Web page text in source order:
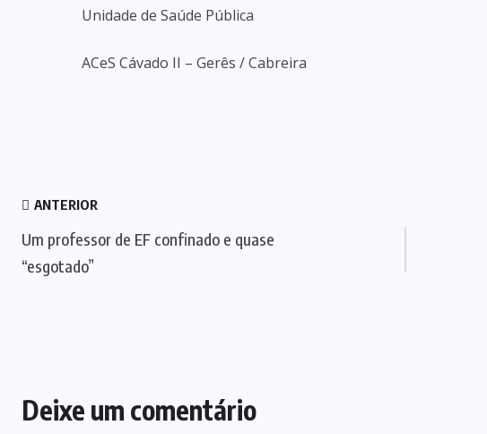
Unidade de Saúde Pública
ACeS Cávado II – Gerês / Cabreira
ANTERIOR
Um professor de EF confinado e quase
“esgotado”
Deixe um comentário